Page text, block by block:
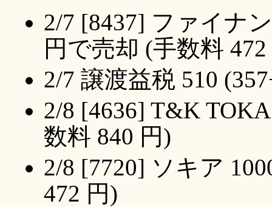
2/7 [8437] ファイナ
円で売却 (手数料
2/7 譲渡益税 510
2/8 [4636] T&K
数料 840 円)
2/8 [7720] ソキア
472 円)